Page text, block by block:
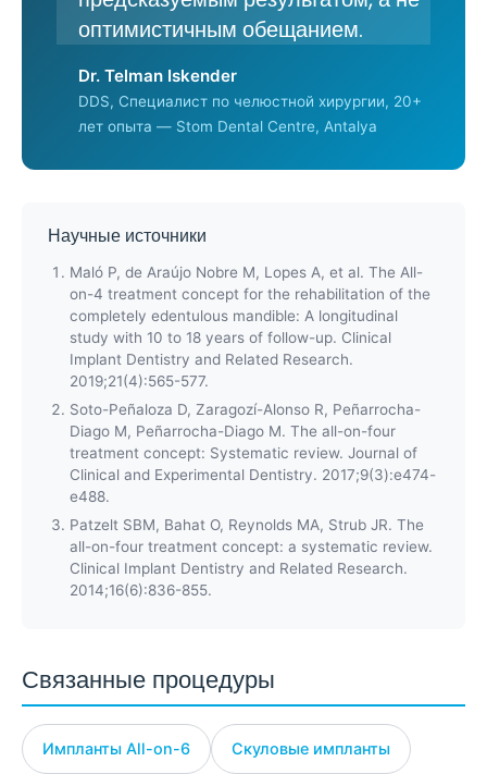
оптимистичным обещанием.
Dr. Telman Iskender
DDS, Специалист по челюстной хирургии, 20+
лет опыта — Stom Dental Centre, Antalya
Научные источники
Maló P, de Araújo Nobre M, Lopes A, et al. The All-
on-4 treatment concept for the rehabilitation of the
completely edentulous mandible: A longitudinal
study with 10 to 18 years of follow-up. Clinical
Implant Dentistry and Related Research.
2019;21(4):565-577.
Soto-Peñaloza D, Zaragozí-Alonso R, Peñarrocha-
Diago M, Peñarrocha-Diago M. The all-on-four
treatment concept: Systematic review. Journal of
Clinical and Experimental Dentistry. 2017;9(3):e474-
e488.
Patzelt SBM, Bahat O, Reynolds MA, Strub JR. The
all-on-four treatment concept: a systematic review.
Clinical Implant Dentistry and Related Research.
2014;16(6):836-855.
Связанные процедуры
Импланты All-on-6 Скуловые импланты